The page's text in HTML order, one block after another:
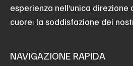
esperienza nell’unica
cuore: la soddisfazione dei
NAVIGAZIONE RAPIDA